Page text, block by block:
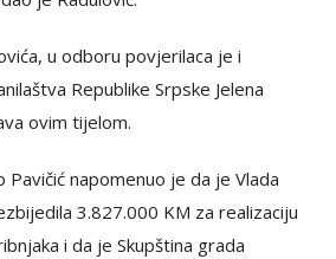
u odboru povjerilaca je i
Republike Srpske Jelena
ovim tijelom.
Pavičić napomenuo je da je Vlada
3.827.000 KM za realizaciju
i da je Skupština grada